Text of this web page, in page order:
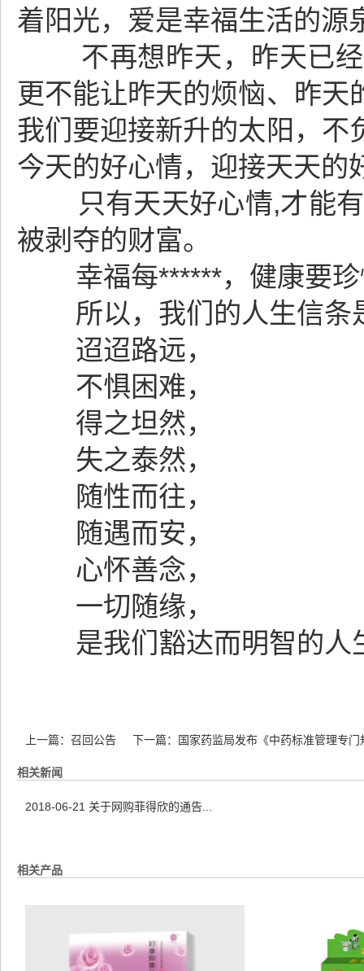
着阳光，爱是幸福生活的源
不再想昨天，昨天已经
更不能让昨天的烦恼、昨天
我们要迎接新升的太阳，不
今天的好心情，迎接天天的
只有天天好心情,才能有
被剥夺的财富。
幸福每******，健康要珍
所以，我们的人生信条
迢迢路远，
不惧困难，
得之坦然，
失之泰然，
随性而往，
随遇而安，
心怀善念，
一切随缘，
是我们豁达而明智的人
上一篇： 召回公告 下一篇： 国家药监局发布《中药标准管理专
相关新闻
2018-06-21 关于网购菲得欣的通告...
相关产品